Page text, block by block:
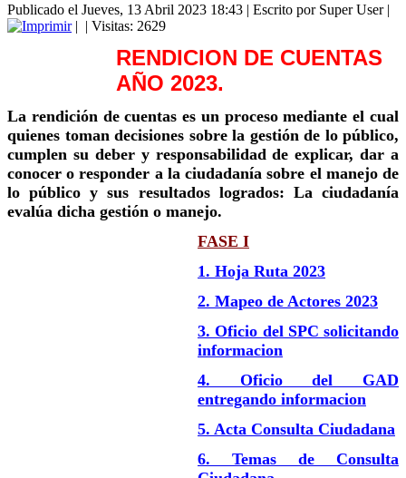
Publicado el Jueves, 13 Abril 2023 18:43 | Escrito por Super User|
| | Visitas: 2629
RENDICION DE CUENTAS
AÑO 2023.
La rendición de cuentas es un proceso mediante el cual
quienes toman decisiones sobre la gestión de lo público,
cumplen su deber y responsabilidad de explicar, dar a
conocer o responder a la ciudadanía sobre el manejo de
lo público y sus resultados logrados: La ciudadanía
evalúa dicha gestión o manejo.
FASE I
1. Hoja Ruta 2023
2. Mapeo de Actores 2023
3. Oficio del SPC solicitando
informacion
4. Oficio del GAD
entregando informacion
5. Acta Consulta Ciudadana
6. Temas de Consulta